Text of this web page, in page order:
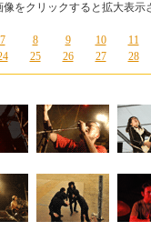
像をクリックすると拡大表示
7 8 9 10
11
25 26 27 28